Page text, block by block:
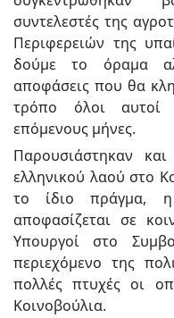
συντελεστές της
Περιφερειών της
δούμε το όραμα
αποφάσεις που θα
τρόπο όλοι
επόμενους μήνες.
Παρουσιάστηκαν
ελληνικού λαού στο
το ίδιο πράγμα, η
αποφασίζεται σε
Υπουργοί στο
περιεχόμενο της
πολλές πτυχές οι
Κοινοβούλια.